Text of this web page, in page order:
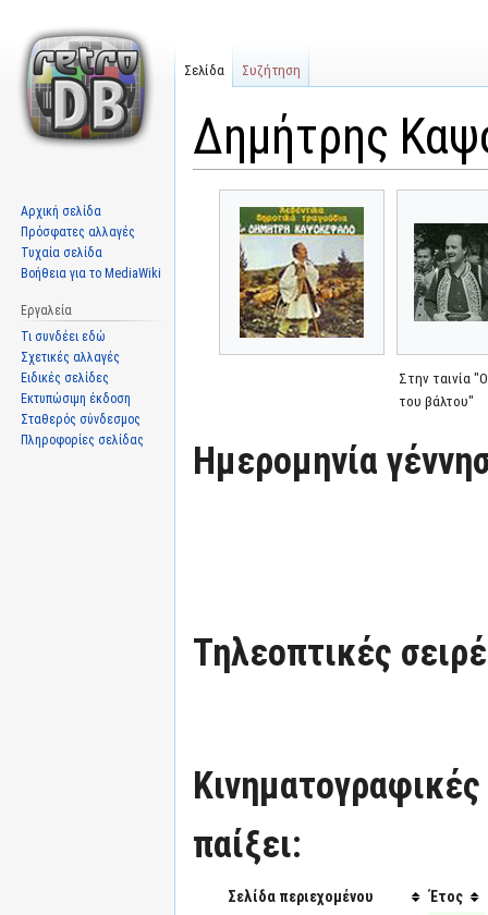
Δημήτρης
πλοήγηση
αναζήτηση
Στην ταινία
του βάλτου"
Ημερομηνία
Τηλεοπτικές
Κινηματογραφικές
παίξει:
Σελίδα περιεχομένου
Έτος
Σελίδα Συζήτηση
Αρχική σελίδα
Πρόσφατες αλλαγές
Τυχαία σελίδα
Βοήθεια για το MediaWiki
Εργαλεία
Τι συνδέει εδώ
Σχετικές αλλαγές
Ειδικές σελίδες
Εκτυπώσιμη έκδοση
Σταθερός σύνδεσμος
Πληροφορίες σελίδας